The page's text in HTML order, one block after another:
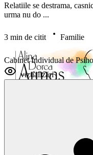
Relatiile se destrama,
urma nu do ...
3 min de citit Familie
Cabinet Individual de
vizualizări